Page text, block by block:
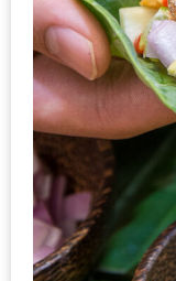
หิว
ข้าว
เอ่ย
อร่อย
ที่สุด?
งาน